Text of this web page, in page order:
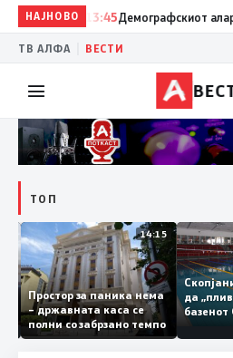
НАЈНОВО
13:45 Демографскиот аларм
ТВ АЛФА ВЕСТИ
ТОП
14:15
Простор за паника нема
– државната каса се
полни со забрзано темпо
да
по